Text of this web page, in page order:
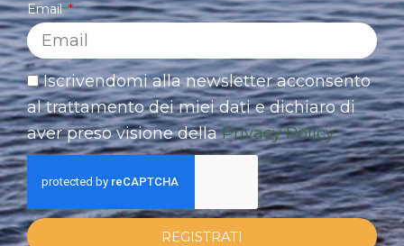
Email
Iscrivendomi alla newsletter acconsento
al trattamento dei miei dati e dichiaro di
aver preso visione dellaPrivacy Policy
REGISTRATI